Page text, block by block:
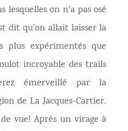
lesquelles on n’a pas osé
dit qu’on allait laisser la
plus expérimentés que
incroyable des trails
émerveillé par la
de La Jacques-Cartier.
vue! Après un virage à